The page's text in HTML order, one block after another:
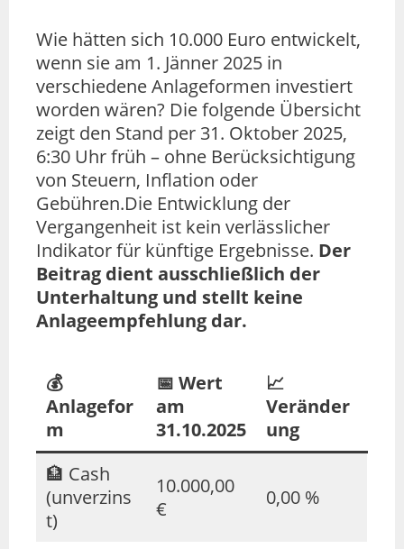
Wie hätten sich 10.000 Euro entwickelt,
wenn sie am 1. Jänner 2025 in
verschiedene Anlageformen investiert
worden wären? Die folgende Übersicht
zeigt den Stand per 31. Oktober 2025,
6:30 Uhr früh – ohne Berücksichtigung
von Steuern, Inflation oder
Gebühren.Die Entwicklung der
Vergangenheit ist kein verlässlicher
Indikator für künftige Ergebnisse. Der
Beitrag dient ausschließlich der
Unterhaltung und stellt keine
Anlageempfehlung dar.
💰
Anlagefor
m
📅 Wert
am
31.10.2025
📈
Veränder
ung
🏦 Cash
(unverzins
t)
10.000,00
€
0,00 %